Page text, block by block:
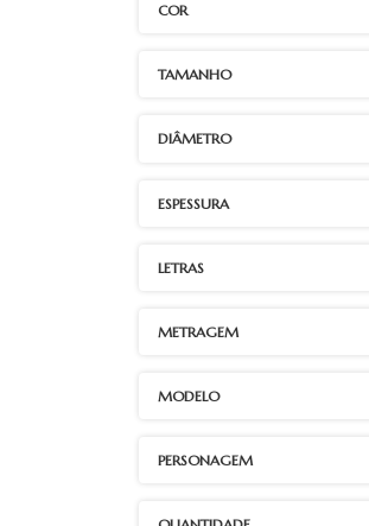
COR
TAMANHO
DIÂMETRO
ESPESSURA
LETRAS
METRAGEM
MODELO
PERSONAGEM